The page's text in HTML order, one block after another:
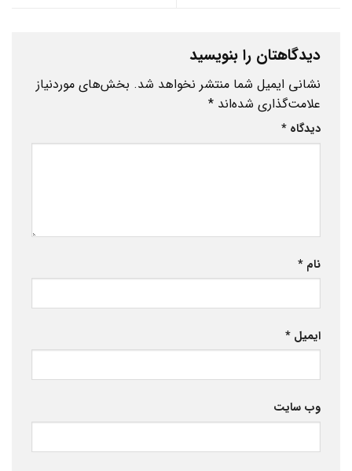
دیدگاهتان را بنویسید
نشانی ایمیل شما منتشر نخواهد شد. بخش‌های موردنیاز
علامت‌گذاری شده‌اند *
دیدگاه *
نام *
ایمیل *
وب‌ سایت